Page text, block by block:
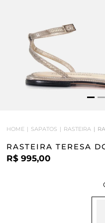
HOME SAPATOS RASTEIRA
RASTEIRA TERESA
R$ 995,00